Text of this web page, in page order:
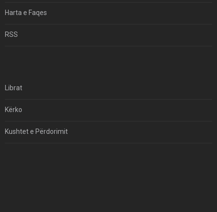
Harta e Faqes
RSS
Librat
Kërko
Kushtet e Përdorimit